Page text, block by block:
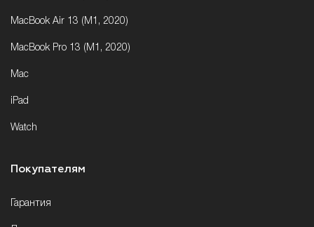
MacBook Air 13 (M1, 2020)
MacBook Pro 13 (M1, 2020)
Mac
iPad
Watch
Покупателям
Гарантия